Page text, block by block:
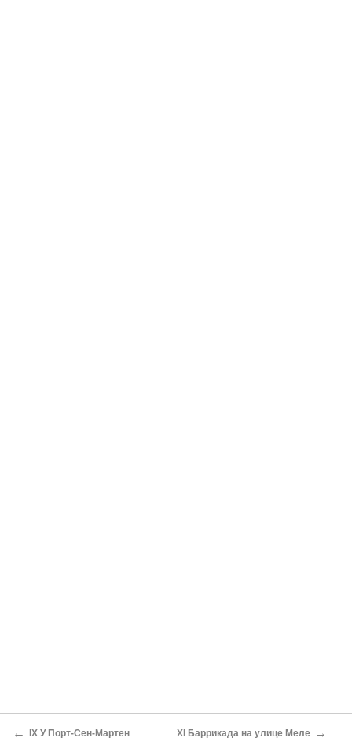
← IX У Порт-Сен-Мартен XI Баррикада на улице Меле →